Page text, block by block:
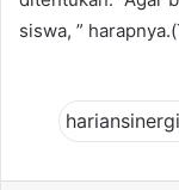
siswa, ”